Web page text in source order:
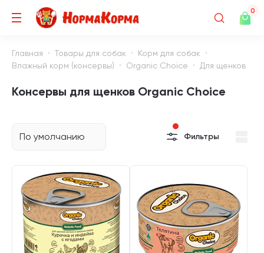
0
Главная Товары для собак
Корм для собак
Влажный корм (консервы)
Organic Choice Для щенков
Консервы для щенков Organic Choice
По умолчанию Фильтры